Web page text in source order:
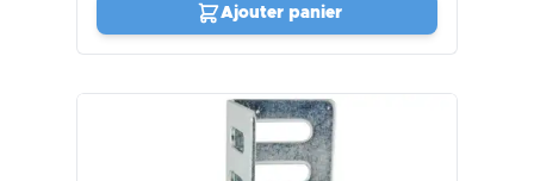
Ajouter panier